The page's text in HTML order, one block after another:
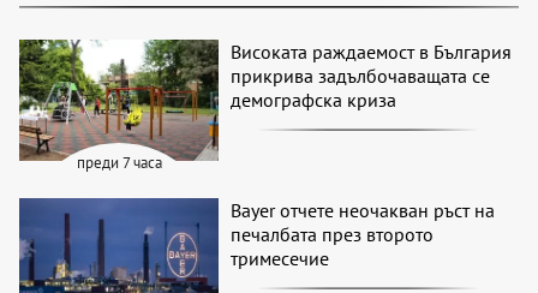
преди 7 часа
Високата раждаемост в България
прикрива задълбочаващата се
демографска криза
Bayer отчете неочакван ръст на
печалбата през второто
тримесечие